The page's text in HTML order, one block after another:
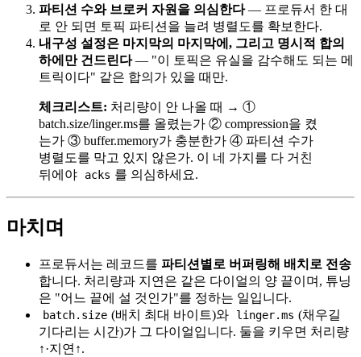
파티션 수와 브로커 자원을 의심한다— 프로듀서 한 대
로 안 되면 토픽 파티션을 늘려 병렬도를 확보한다.
내구성 설정은 마지막의 마지막에, 그리고 명시적 합의
하에만 건드린다— "이 토픽은 유실을 감수해도 되는 메
트릭이다" 같은 합의가 있을 때만.
체크리스트: 처리량이 안 나올 때 → ①
batch.size/linger.ms를 올렸는가 ② compression을 켰
는가 ③ buffer.memory가 충분한가 ④ 파티션 수가
병렬도를 막고 있지 않은가. 이 네 가지를 다 거친
뒤에야
acks 를 의심하세요.
마치며
프로듀서는 레코드를 파티션별로 버퍼링해 배치로 전송
합니다. 처리량과 지연은 같은 다이얼의 양 끝이며, 튜닝
은 "어느 끝에 설 것인가"를 정하는 일입니다.
batch.size (배치 최대 바이트)와 linger.ms (채우길
기다리는 시간)가 그 다이얼입니다. 둘을 키우면 처리량
↑·지연↑.